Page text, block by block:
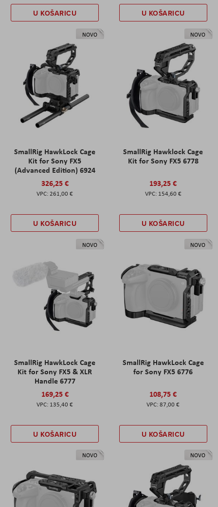
U KOŠARICU U KOŠARICU
NOVO
SmallRig HawkLock Cage
Kit for Sony FX5
(Advanced Edition) 6924
326,25 €
261,00 €
U KOŠARICU
NOVO
SmallRig Hawklock Cage
Kit for Sony FX5 6778
193,25 €
154,60 €
U KOŠARICU
NOVO
SmallRig HawkLock Cage
Kit for Sony FX5 & XLR
Handle 6777
169,25 €
135,40 €
U KOŠARICU
NOVO
SmallRig HawkLock Cage
for Sony FX5 6776
108,75 €
87,00 €
U KOŠARICU
NOVO NOVO